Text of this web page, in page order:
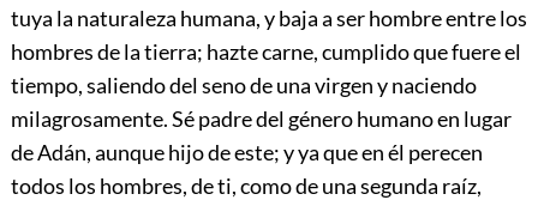
tuya la naturaleza humana, y baja a ser hombre entre los
hombres de la tierra; hazte carne, cumplido que fuere el
tiempo, saliendo del seno de una virgen y naciendo
milagrosamente. Sé padre del género humano en lugar
de Adán, aunque hijo de este; y ya que en él perecen
todos los hombres, de ti, como de una segunda raíz,